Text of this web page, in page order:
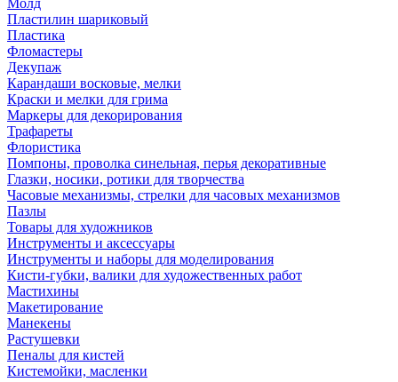
Молд
Пластилин шариковый
Пластика
Фломастеры
Декупаж
Карандаши восковые, мелки
Краски и мелки для грима
Маркеры для декорирования
Трафареты
Флористика
Помпоны, проволка синельная, перья декоративные
Глазки, носики, ротики для творчества
Часовые механизмы, стрелки для часовых механизмов
Пазлы
Товары для художников
Инструменты и аксессуары
Инструменты и наборы для моделирования
Кисти-губки, валики для художественных работ
Мастихины
Макетирование
Манекены
Растушевки
Пеналы для кистей
Кистемойки, масленки